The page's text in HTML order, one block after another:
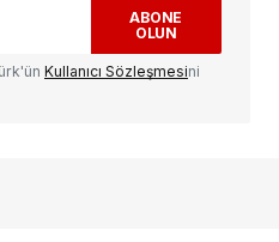
ABONE
OLUN
Kullanıcı Sözleşmesini